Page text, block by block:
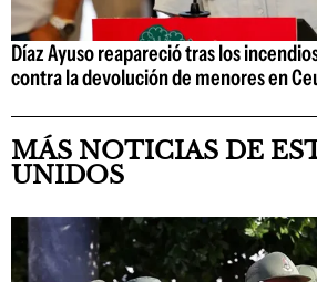
Díaz Ayuso reapareció tras los
contra la devolución de menores en
MÁS NOTICIAS DE
UNIDOS